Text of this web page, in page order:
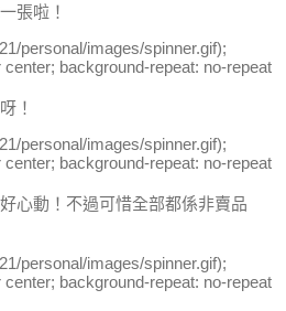
張啦！
personal/images/spinner.gif);
background-repeat: no-repeat
！
personal/images/spinner.gif);
background-repeat: no-repeat
心動！不過可惜全部都係非賣品
personal/images/spinner.gif);
background-repeat: no-repeat